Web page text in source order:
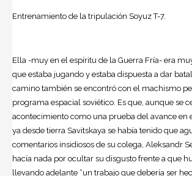
Entrenamiento de la tripulación Soyuz T-7.
Ella -muy en el espíritu de la Guerra Fría- era
que estaba jugando y estaba dispuesta a dar
camino también se encontró con el machismo
programa espacial soviético. Es que, aunque se
acontecimiento como una prueba del avance en
ya desde tierra Savitskaya se había tenido que
comentarios insidiosos de su colega, Aleksandr
hacía nada por ocultar su disgusto frente a que
llevando adelante “un trabajo que debería ser